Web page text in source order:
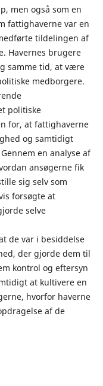
men også som en
fattighaverne var en
tildelingen af
Havernes brugere
samme tid, at være
medborgere.
politiske
for, at fattighaverne
og samtidigt
en analyse af
ansøgerne fik
sig selv som
forsøgte at
selve
de var i besiddelse
der gjorde dem til
kontrol og eftersyn
at kultivere en
hvorfor haverne
af de